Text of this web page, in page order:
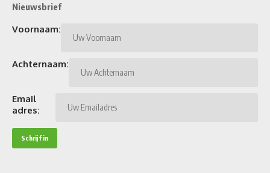
Nieuwsbrief
Voornaam:
Achternaam:
Email
adres: